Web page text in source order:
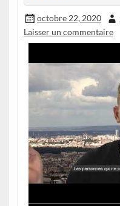
octobre 22, 2020
Laisser un commentaire